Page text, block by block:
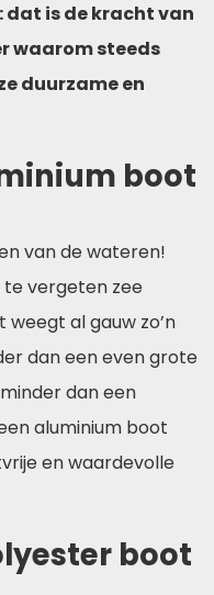
is de kracht van
waarom steeds
duurzame en
boot
van de wateren!
vergeten zee
weegt al gauw zo’n
dan een even grote
dan een
aluminium boot
en waardevolle
boot